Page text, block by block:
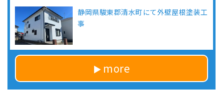
静岡県駿東郡清水町にて外壁屋根塗装工
事
more